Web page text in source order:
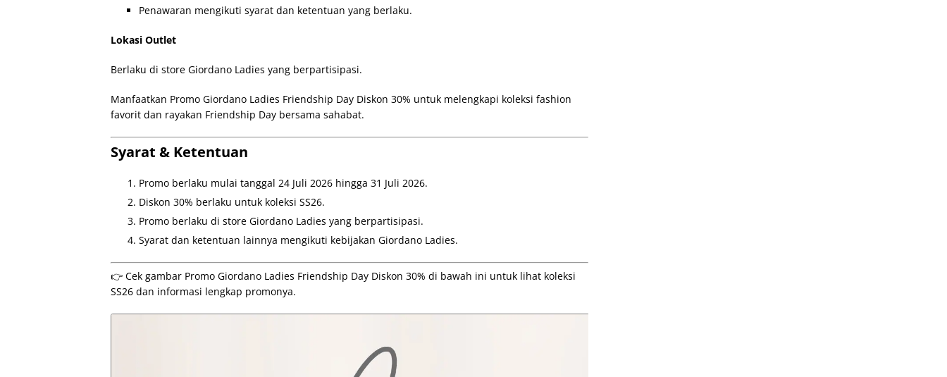
Penawaran mengikuti syarat dan ketentuan yang berlaku.
Lokasi Outlet
Berlaku di store Giordano Ladies yang berpartisipasi.
Manfaatkan Promo Giordano Ladies Friendship Day Diskon 30% untuk melengkapi koleksi fashion
favorit dan rayakan Friendship Day bersama sahabat.
Syarat & Ketentuan
Promo berlaku mulai tanggal 24 Juli 2026 hingga 31 Juli 2026.
Diskon 30% berlaku untuk koleksi SS26.
Promo berlaku di store Giordano Ladies yang berpartisipasi.
Syarat dan ketentuan lainnya mengikuti kebijakan Giordano Ladies.
👉 Cek gambar Promo Giordano Ladies Friendship Day Diskon 30% di bawah ini untuk lihat koleksi
SS26 dan informasi lengkap promonya.